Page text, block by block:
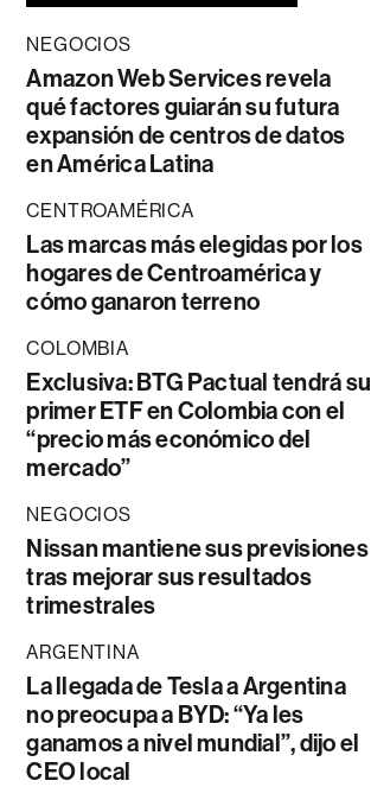
NEGOCIOS
Amazon Web Services revela
qué factores guiarán su futura
expansión de centros de datos
en América Latina
CENTROAMÉRICA
Las marcas más elegidas por los
hogares de Centroamérica y
cómo ganaron terreno
COLOMBIA
Exclusiva: BTG Pactual tendrá su
primer ETF en Colombia con el
“precio más económico del
mercado”
NEGOCIOS
Nissan mantiene sus previsiones
tras mejorar sus resultados
trimestrales
ARGENTINA
La llegada de Tesla a Argentina
no preocupa a BYD: “Ya les
ganamos a nivel mundial”, dijo el
CEO local